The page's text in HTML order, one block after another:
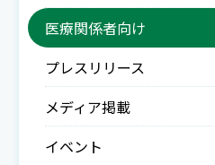
医療関係者向け
プレスリリース
メディア掲載
イベント